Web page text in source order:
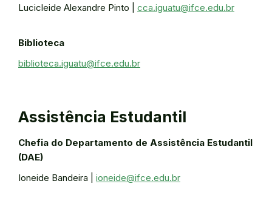
Lucicleide Alexandre Pinto | cca.iguatu@ifce.edu.br
Biblioteca
biblioteca.iguatu@ifce.edu.br
Assistência Estudantil
Chefia do Departamento de Assistência Estudantil
(DAE)
Ioneide Bandeira | ioneide@ifce.edu.br